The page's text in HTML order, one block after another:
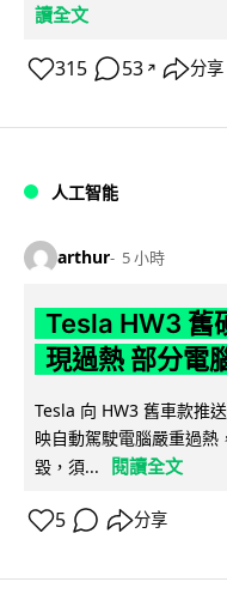
讀全文
315 53 ↗ 分享
人工智能
arthur 5 小時
Tesla HW3 舊
現過熱 部分電
Tesla 向 HW3 舊車款推
映自動駕駛電腦嚴重過
毀，須...
閱讀全文
5 分享